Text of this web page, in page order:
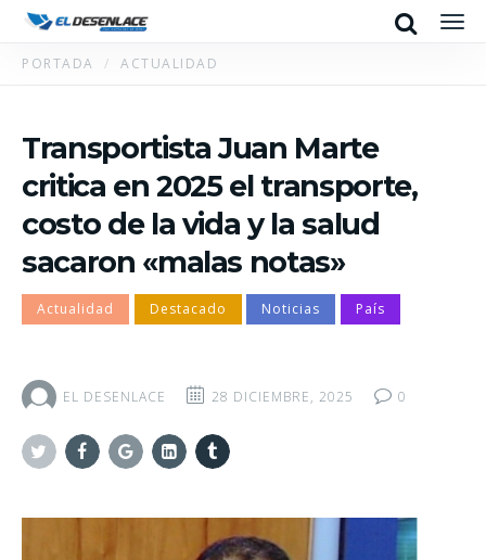
Search
PORTADA ACTUALIDAD
Transportista Juan Marte
critica en 2025 el transporte,
costo de la vida y la salud
sacaron «malas notas»
Actualidad Destacado Noticias País
EL DESENLACE 28 DICIEMBRE, 2025 0